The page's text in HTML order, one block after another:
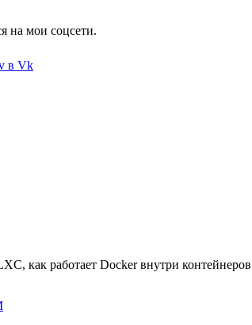
на мои соцсети.
в Vk
как работает Docker внутри